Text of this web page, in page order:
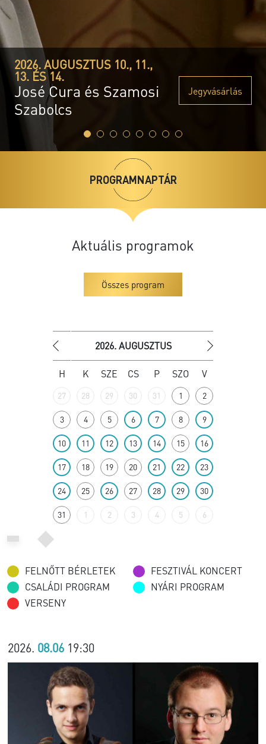
2026. AUGUSZTUS 10., 11.,
13. ÉS 14.
José Cura és Szamosi
Szabolcs
Jegyvásárlás
2026. AUGUSZTUS
OrgonaPont
Nyáresti orgonakoncertek
országszerte
PROGRAMNAPTÁR
Aktuális programok
Összes program
2026. AUGUSZTUS
H K SZE CS P SZO V
27 28 29 30 31 1 2
3 4 5 6 7 8 9
10 11 12 13 14 15 16
17 18 19 20 21 22 23
24 25 26 27 28 29 30
31 1 2 3 4 5 6
FELNŐTT BÉRLETEK
FESZTIVÁL KONCERT
CSALÁDI PROGRAM
NYÁRI PROGRAM
VERSENY
2026. 08.06 19:30